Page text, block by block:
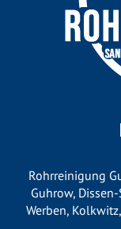
Rohrreinigung
Guhrow,
Werben, Kolkwitz,